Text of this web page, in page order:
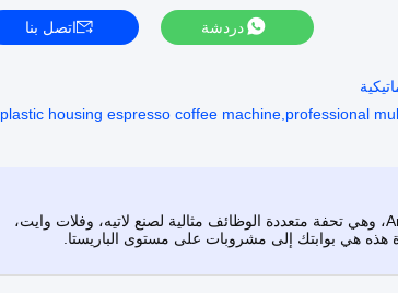
دردشة اتصل بنا
plastic housing espresso coffee machine,professional
اكتشف آلة صنع القهوة الإسبريسو الرقمية الاحترافية من Anbo Plastic Housing، وهي تحفة متعددة الوظائف مثالية لصنع لاتيه، وفلات وايت،
هذه هي بوابتك إلى مشروبات على مستوى الباريستا.